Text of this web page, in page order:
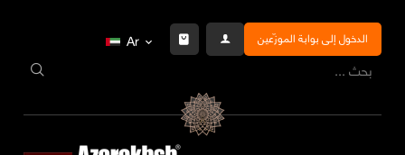
الدخول إلى بوابة الموزّعين Ar